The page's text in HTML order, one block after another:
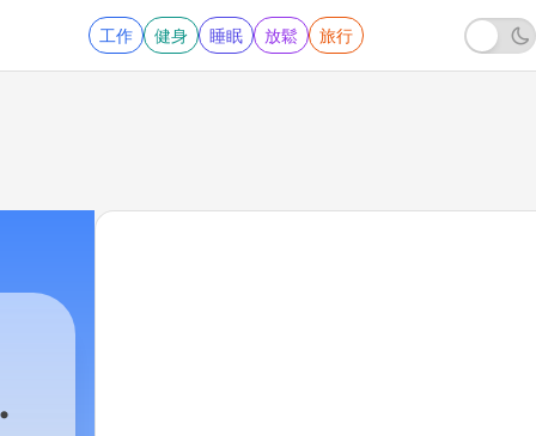
工作 健身 睡眠 放鬆 旅行